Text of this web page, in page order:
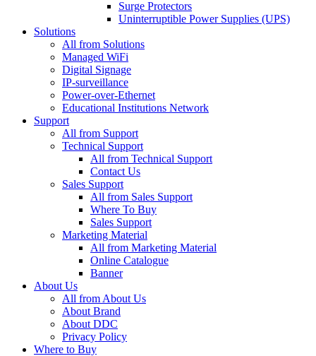
Surge Protectors
Uninterruptible Power Supplies (UPS)
Solutions
All from Solutions
Managed WiFi
Digital Signage
IP-surveillance
Power-over-Ethernet
Educational Institutions Network
Support
All from Support
Technical Support
All from Technical Support
Contact Us
Sales Support
All from Sales Support
Where To Buy
Sales Support
Marketing Material
All from Marketing Material
Online Catalogue
Banner
About Us
All from About Us
About Brand
About DDC
Privacy Policy
Where to Buy